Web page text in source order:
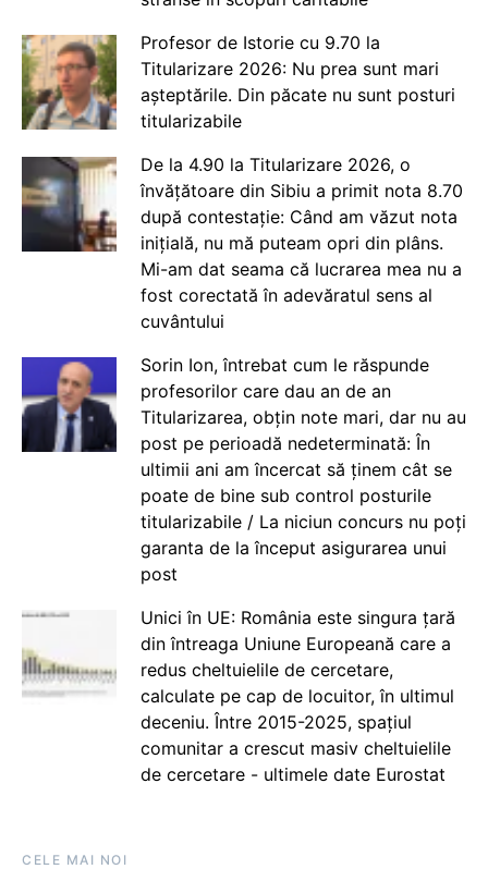
Profesor de Istorie cu 9.70 la
Titularizare 2026: Nu prea sunt mari
așteptările. Din păcate nu sunt posturi
titularizabile
De la 4.90 la Titularizare 2026, o
învățătoare din Sibiu a primit nota 8.70
după contestație: Când am văzut nota
inițială, nu mă puteam opri din plâns.
Mi-am dat seama că lucrarea mea nu a
fost corectată în adevăratul sens al
cuvântului
Sorin Ion, întrebat cum le răspunde
profesorilor care dau an de an
Titularizarea, obțin note mari, dar nu au
post pe perioadă nedeterminată: În
ultimii ani am încercat să ținem cât se
poate de bine sub control posturile
titularizabile / La niciun concurs nu poți
garanta de la început asigurarea unui
post
Unici în UE: România este singura țară
din întreaga Uniune Europeană care a
redus cheltuielile de cercetare,
calculate pe cap de locuitor, în ultimul
deceniu. Între 2015-2025, spațiul
comunitar a crescut masiv cheltuielile
de cercetare - ultimele date Eurostat
CELE MAI NOI